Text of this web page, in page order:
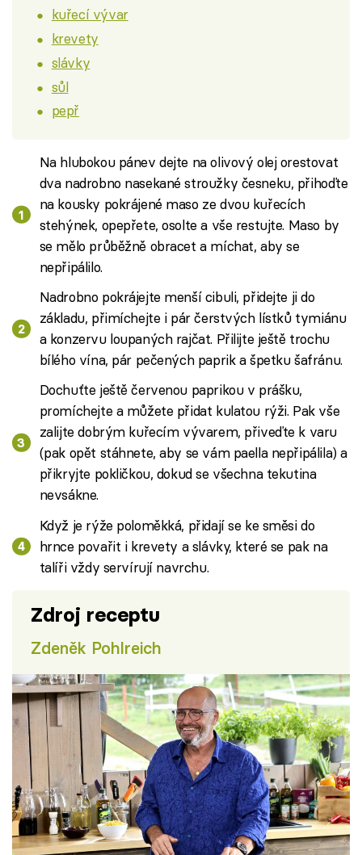
kuřecí vývar
krevety
slávky
sůl
pepř
Na hlubokou pánev dejte na olivový olej orestovat
dva nadrobno nasekané stroužky česneku, přihoďte
na kousky pokrájené maso ze dvou kuřecích
stehýnek, opepřete, osolte a vše restujte. Maso by
se mělo průběžně obracet a míchat, aby se
nepřipálilo.
Nadrobno pokrájejte menší cibuli, přidejte ji do
základu, přimíchejte i pár čerstvých lístků tymiánu
a konzervu loupaných rajčat. Přilijte ještě trochu
bílého vína, pár pečených paprik a špetku šafránu.
Dochuťte ještě červenou paprikou v prášku,
promíchejte a můžete přidat kulatou rýži. Pak vše
zalijte dobrým kuřecím vývarem, přiveďte k varu
(pak opět stáhnete, aby se vám paella nepřipálila) a
přikryjte pokličkou, dokud se všechna tekutina
nevsákne.
Když je rýže poloměkká, přidají se ke směsi do
hrnce povařit i krevety a slávky, které se pak na
talíři vždy servírují navrchu.
Zdroj receptu
Zdeněk Pohlreich